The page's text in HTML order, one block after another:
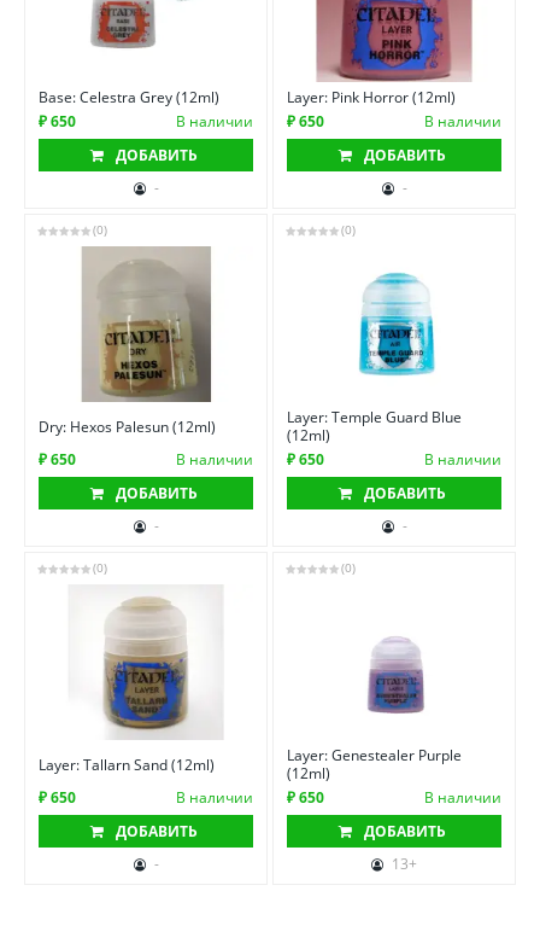
Base: Celestra Grey (12ml)
₽ 650
В наличии
ДОБАВИТЬ
-
Layer: Pink Horror (12ml)
₽ 650
В наличии
ДОБАВИТЬ
-
(0)
Dry: Hexos Palesun (12ml)
₽ 650
В наличии
ДОБАВИТЬ
-
(0)
Layer: Temple Guard Blue
(12ml)
₽ 650
В наличии
ДОБАВИТЬ
-
(0)
Layer: Tallarn Sand (12ml)
₽ 650
В наличии
ДОБАВИТЬ
-
(0)
Layer: Genestealer Purple
(12ml)
₽ 650
В наличии
ДОБАВИТЬ
13+